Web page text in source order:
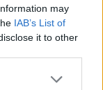
may
IAB’s List of
it to other
more Google